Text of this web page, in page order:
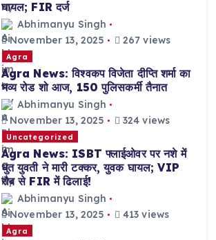
घायल; FIR दर्ज
Abhimanyu Singh
November 13, 2025
267 views
Agra
Agra News: विश्वकप विजेता दीप्ति शर्मा का
भव्य रोड शो आज, 150 पुलिसकर्मी तैनात
Abhimanyu Singh
November 13, 2025
324 views
Uncategorized
Agra News: ISBT फ्लाईओवर पर नशे में
धुत युवती ने मारी टक्कर, युवक घायल; VIP
रौब से FIR में ढिलाई!
Abhimanyu Singh
November 13, 2025
413 views
Agra